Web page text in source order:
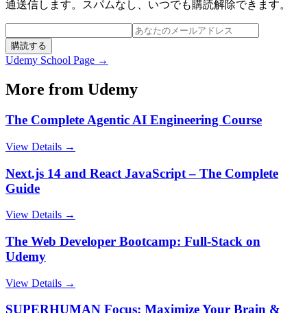
通送信します。スパムなし、いつでも購読解除できます。
購読する
Udemy School Page →
More from Udemy
The Complete Agentic AI Engineering Course
View Details →
Next.js 14 and React JavaScript – The Complete
Guide
View Details →
The Web Developer Bootcamp: Full-Stack on
Udemy
View Details →
SUPERHUMAN Focus: Maximize Your Brain &